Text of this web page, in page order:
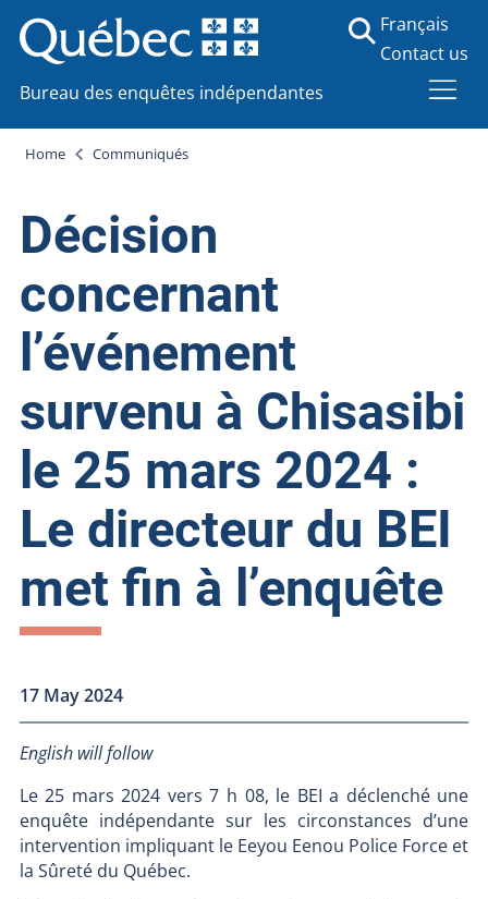
Bureau des enquêtes indépendantes
Français
Contact us
Home Communiqués
Décision
concernant
l’événement
survenu à Chisasibi
le 25 mars 2024 :
Le directeur du BEI
met fin à l’enquête
17 May 2024
English will follow
Le 25 mars 2024 vers 7 h 08, le BEI a déclenché une
enquête indépendante sur les circonstances d’une
intervention impliquant le Eeyou Eenou Police Force et
la Sûreté du Québec.